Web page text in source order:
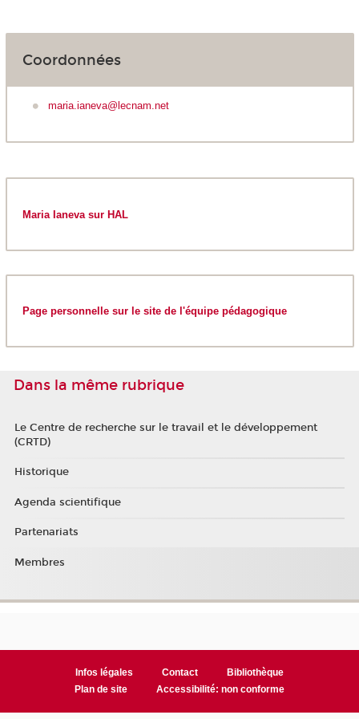
Coordonnées
maria.ianeva@lecnam.net
Maria Ianeva sur HAL
Page personnelle sur le site de l'équipe pédagogique
Dans la même rubrique
Le Centre de recherche sur le travail et le développement
(CRTD)
Historique
Agenda scientifique
Partenariats
Membres
Infos légales Contact
Bibliothèque
Plan de site
Accessibilité: non conforme